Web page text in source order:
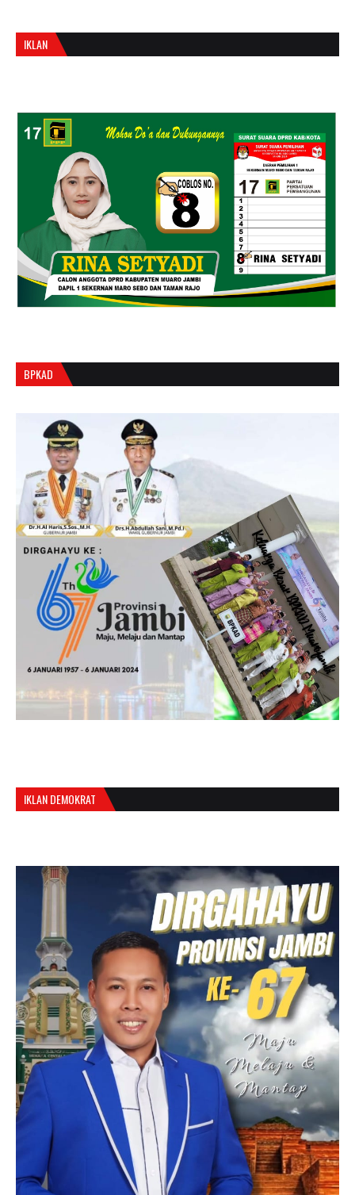
IKLAN
BPKAD
IKLAN DEMOKRAT